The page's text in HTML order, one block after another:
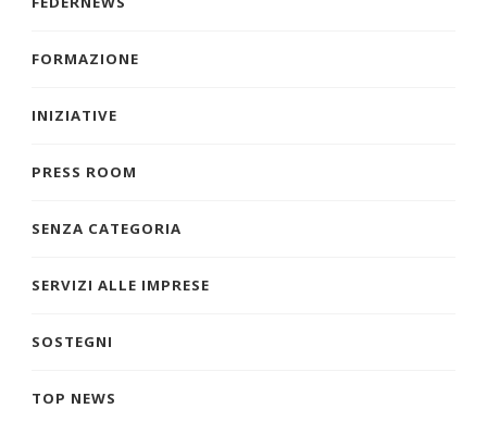
FORMAZIONE
INIZIATIVE
PRESS ROOM
SENZA CATEGORIA
SERVIZI ALLE IMPRESE
SOSTEGNI
TOP NEWS